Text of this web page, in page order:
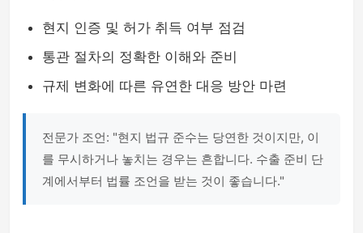
현지 인증 및 허가 취득 여부 점검
통관 절차의 정확한 이해와 준비
규제 변화에 따른 유연한 대응 방안 마련
전문가 조언: "현지 법규 준수는 당연한 것이지만, 이
를 무시하거나 놓치는 경우는 흔합니다. 수출 준비 단
계에서부터 법률 조언을 받는 것이 좋습니다."